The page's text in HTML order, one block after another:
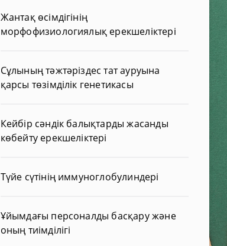
Жантақ өсімдігінің
морфофизиологиялық ерекшеліктері
Сұлының тәжтәріздес тат ауруына
қарсы төзімділік генетикасы
Кейбір сәндік балықтарды жасанды
көбейту ерекшеліктері
Түйе сүтінің иммуноглобулиндері
Ұйымдағы персоналды басқару және
оның тиімділігі